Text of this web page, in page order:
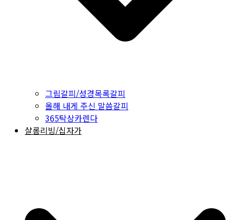
그림갈피/성경목록갈피
올해 내게 주신 말씀갈피
365탁상카렌다
샬롬리빙/십자가